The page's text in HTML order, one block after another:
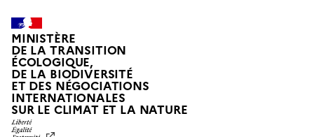
MINISTÈRE
DE LA TRANSITION
ÉCOLOGIQUE,
DE LA BIODIVERSITÉ
ET DES NÉGOCIATIONS
INTERNATIONALES
SUR LE CLIMAT ET LA NATUREL